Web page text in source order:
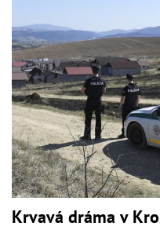
Krvavá dráma v